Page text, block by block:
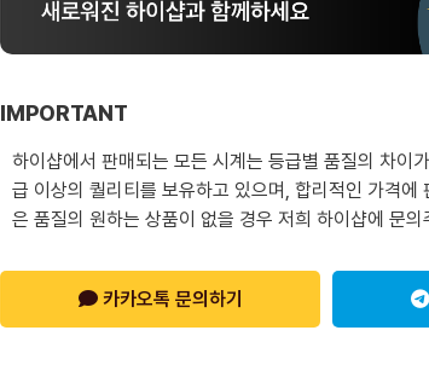
IMPORTANT
하이샵에서 판매되는 모든 시계는 등급별 품질의 차이
급 이상의 퀄리티를 보유하고 있으며, 합리적인 가격에
은 품질의 원하는 상품이 없을 경우 저희 하이샵에 문의
카카오톡 문의하기